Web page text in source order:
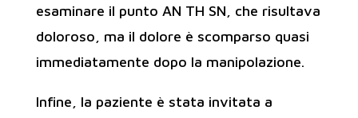
esaminare il punto AN TH SN, che risultava
doloroso, ma il dolore è scomparso quasi
immediatamente dopo la manipolazione.
Infine, la paziente è stata invitata a